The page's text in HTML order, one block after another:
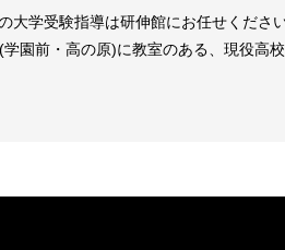
大学受験指導は研伸館にお任せくださ
園前・高の原)に教室のある、現役高校